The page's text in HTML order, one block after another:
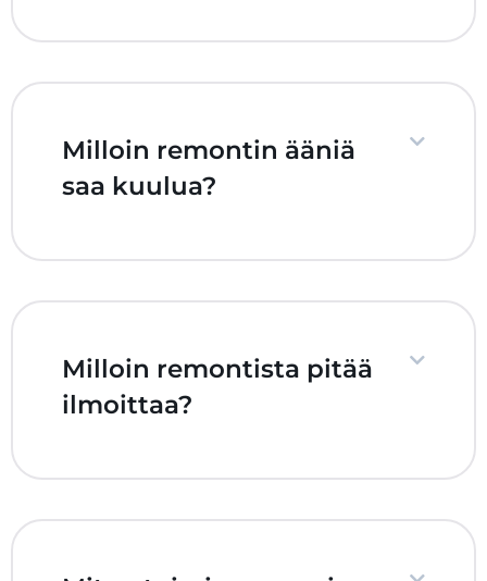
Milloin remontin ääniä
saa kuulua?
Milloin remontista pitää
ilmoittaa?